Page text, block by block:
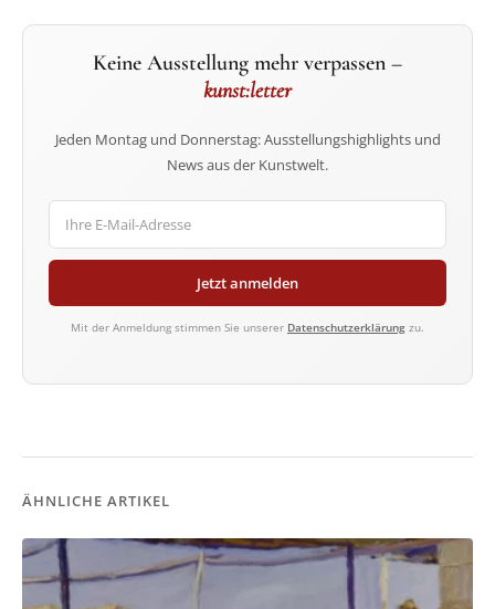
Keine Ausstellung mehr verpassen –
kunst:letter
Jeden Montag und Donnerstag: Ausstellungshighlights und
News aus der Kunstwelt.
Jetzt anmelden
Mit der Anmeldung stimmen Sie unserer Datenschutzerklärung zu.
ÄHNLICHE ARTIKEL